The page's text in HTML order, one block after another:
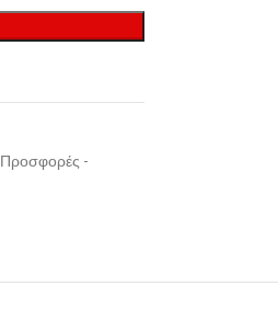
Προσφορές -